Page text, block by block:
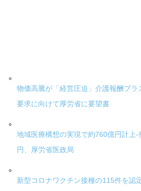
物価高騰が「経営圧迫」介護報酬プ
要求に向けて厚労省に要望書
地域医療構想の実現で約760億円計上
円、厚労省医政局
新型コロナワクチン接種の115件を認